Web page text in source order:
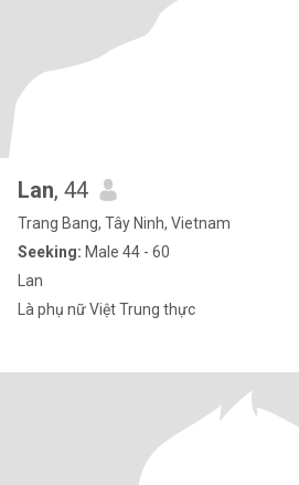
Lan, 44
Trang Bang, Tây Ninh, Vietnam
Seeking: Male 44 - 60
Lan
Là phụ nữ Việt Trung thực